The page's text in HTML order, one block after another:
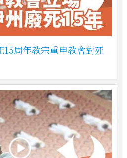
15周年教宗重申教會對死